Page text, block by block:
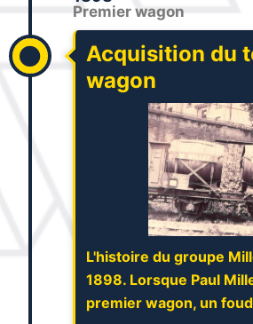
Premier wagon
Acquisition du
wagon
L'histoire du groupe
1898. Lorsque Paul
premier wagon, un